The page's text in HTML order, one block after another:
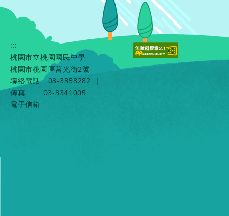
:::
桃園市立桃園國民中學
桃園市桃園區莒光街2號
聯絡電話
03-3358282
|
傳真
03-3341005
電子信箱